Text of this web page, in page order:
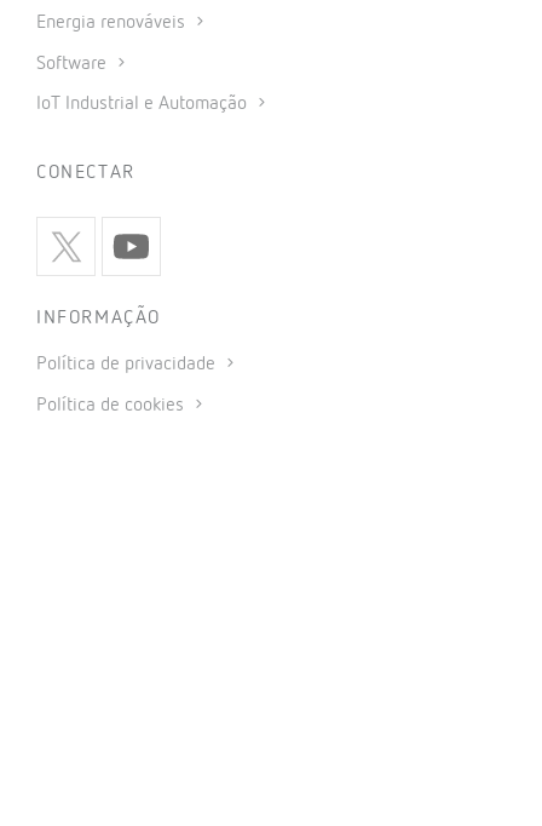
Energia renováveis
Software
IoT Industrial e Automação
CONECTAR
INFORMAÇÃO
Política de privacidade
Política de cookies